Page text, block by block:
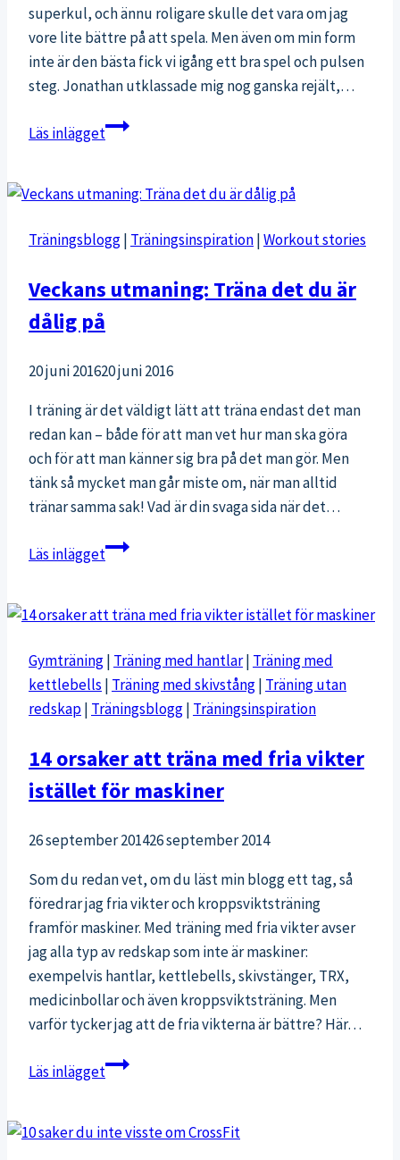
superkul, och ännu roligare skulle det vara om jag
vore lite bättre på att spela. Men även om min form
inte är den bästa fick vi igång ett bra spel och pulsen
steg. Jonathan utklassade mig nog ganska rejält,…
Läs inläggetTennis
Träningsblogg| Träningsinspiration|Workout stories
Veckans utmaning: Träna det du är
dålig på
20 juni 201620 juni 2016
I träning är det väldigt lätt att träna endast det man
redan kan – både för att man vet hur man ska göra
och för att man känner sig bra på det man gör. Men
tänk så mycket man går miste om, när man alltid
tränar samma sak! Vad är din svaga sida när det…
Läs inläggetVeckans
det
är
dålig
på
Gymträning| Träning med hantlar| Träning med
kettlebells | Träning med skivstång| Träning utan
redskap| Träningsblogg| Träningsinspiration
14 orsaker att träna med fria vikter
istället för maskiner
26 september 201426 september 2014
Som du redan vet, om du läst min blogg ett tag, så
föredrar jag fria vikter och kroppsviktsträning
framför maskiner. Med träning med fria vikter avser
jag alla typ av redskap som inte är maskiner:
exempelvis hantlar, kettlebells, skivstänger, TRX,
medicinbollar och även kroppsviktsträning. Men
varför tycker jag att de fria vikterna är bättre? Här…
Läs inlägget14
träna